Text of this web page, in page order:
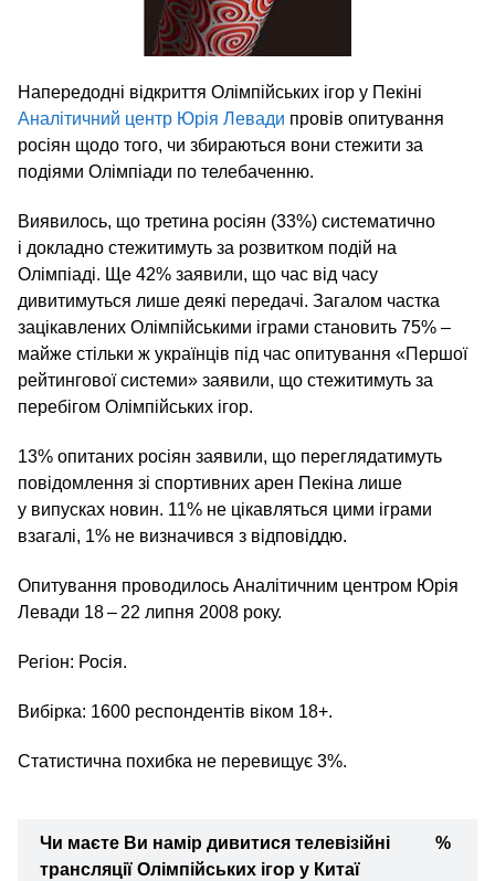
Напередодні відкриття Олімпійських ігор у Пекіні
Аналітичний центр Юрія Левади провів опитування
росіян щодо того, чи збираються вони стежити за
подіями Олімпіади по телебаченню.
Виявилось, що третина росіян (33%) систематично
і докладно стежитимуть за розвитком подій на
Олімпіаді. Ще 42% заявили, що час від часу
дивитимуться лише деякі передачі. Загалом частка
зацікавлених Олімпійськими іграми становить 75% –
майже стільки ж українців під час опитування «Першої
рейтингової системи» заявили, що стежитимуть за
перебігом Олімпійських ігор.
13% опитаних росіян заявили, що переглядатимуть
повідомлення зі спортивних арен Пекіна лише
у випусках новин. 11% не цікавляться цими іграми
взагалі, 1% не визначився з відповіддю.
Опитування проводилось Аналітичним центром Юрія
Левади 18 – 22 липня 2008 року.
Регіон: Росія.
Вибірка: 1600 респондентів віком 18+.
Статистична похибка не перевищує 3%.
Чи маєте Ви намір дивитися телевізійні
трансляції Олімпійських ігор у Китаї
%